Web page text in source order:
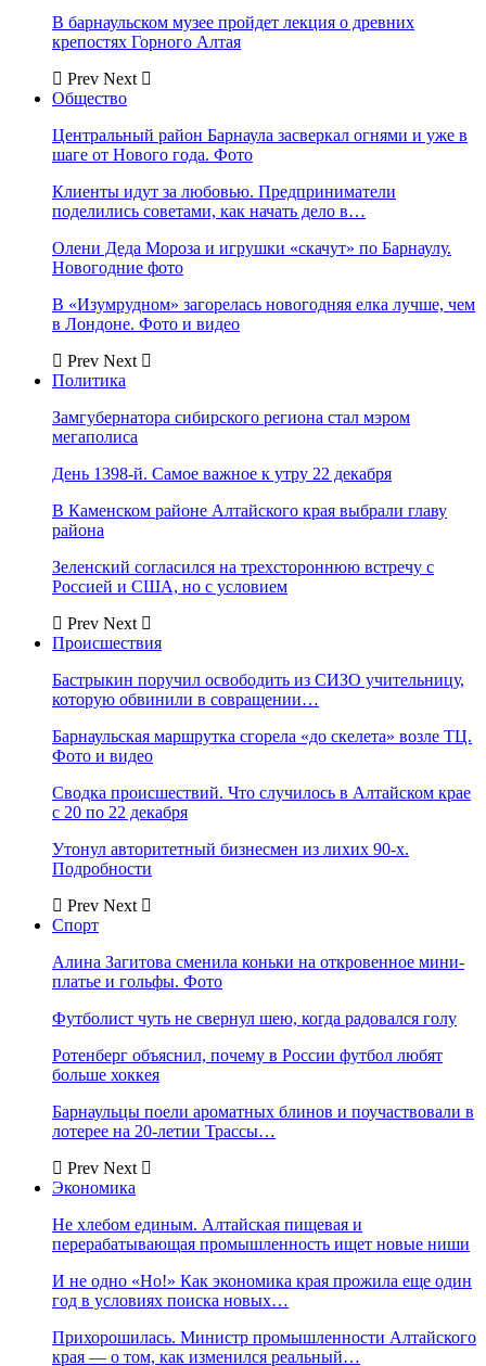
В барнаульском музее пройдет лекция о древних
крепостях Горного Алтая
Prev Next
Общество
Центральный район Барнаула засверкал огнями и уже в
шаге от Нового года. Фото
Клиенты идут за любовью. Предприниматели
поделились советами, как начать дело в…
Олени Деда Мороза и игрушки «скачут» по Барнаулу.
Новогодние фото
В «Изумрудном» загорелась новогодняя елка лучше, чем
в Лондоне. Фото и видео
Prev Next
Политика
Замгубернатора сибирского региона стал мэром
мегаполиса
День 1398-й. Самое важное к утру 22 декабря
В Каменском районе Алтайского края выбрали главу
района
Зеленский согласился на трехстороннюю встречу с
Россией и США, но с условием
Prev Next
Происшествия
Бастрыкин поручил освободить из СИЗО учительницу,
которую обвинили в совращении…
Барнаульская маршрутка сгорела «до скелета» возле ТЦ.
Фото и видео
Сводка происшествий. Что случилось в Алтайском крае
с 20 по 22 декабря
Утонул авторитетный бизнесмен из лихих 90-х.
Подробности
Prev Next
Спорт
Алина Загитова сменила коньки на откровенное мини-
платье и гольфы. Фото
Футболист чуть не свернул шею, когда радовался голу
Ротенберг объяснил, почему в России футбол любят
больше хоккея
Барнаульцы поели ароматных блинов и поучаствовали в
лотерее на 20-летии Трассы…
Prev Next
Экономика
Не хлебом единым. Алтайская пищевая и
перерабатывающая промышленность ищет новые ниши
И не одно «Но!» Как экономика края прожила еще один
год в условиях поиска новых…
Прихорошилась. Министр промышленности Алтайского
края — о том, как изменился реальный…